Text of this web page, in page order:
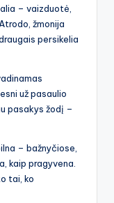
– vaizduotė,
žmonija
persikelia
už pasaulio
pasakys žodį –
– bažnyčiose,
kaip pragyvena.
tai, ko